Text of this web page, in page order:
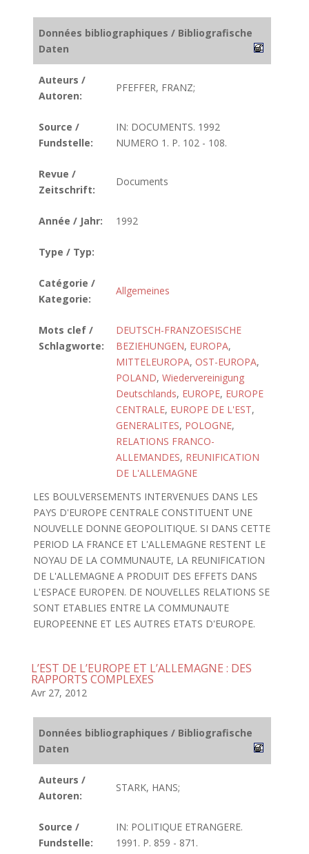
Données bibliographiques / Bibliografische
Daten
Auteurs /
Autoren:
PFEFFER, FRANZ;
Source /
Fundstelle:
IN: DOCUMENTS. 1992
NUMERO 1. P. 102 - 108.
Revue /
Zeitschrift:
Documents
Année / Jahr: 1992
Type / Typ:
Catégorie /
Kategorie:
Allgemeines
Mots clef /
Schlagworte:
DEUTSCH-FRANZOESISCHE
BEZIEHUNGEN, EUROPA,
MITTELEUROPA, OST-EUROPA,
POLAND, Wiedervereinigung
Deutschlands, EUROPE, EUROPE
CENTRALE, EUROPE DE L'EST,
GENERALITES, POLOGNE,
RELATIONS FRANCO-
ALLEMANDES, REUNIFICATION
DE L'ALLEMAGNE
LES BOULVERSEMENTS INTERVENUES DANS LES
PAYS D'EUROPE CENTRALE CONSTITUENT UNE
NOUVELLE DONNE GEOPOLITIQUE. SI DANS CETTE
PERIOD LA FRANCE ET L'ALLEMAGNE RESTENT LE
NOYAU DE LA COMMUNAUTE, LA REUNIFICATION
DE L'ALLEMAGNE A PRODUIT DES EFFETS DANS
L'ESPACE EUROPEN. DE NOUVELLES RELATIONS SE
SONT ETABLIES ENTRE LA COMMUNAUTE
EUROPEENNE ET LES AUTRES ETATS D'EUROPE.
L’EST DE L’EUROPE ET L’ALLEMAGNE : DES
RAPPORTS COMPLEXES
Avr 27, 2012
Données bibliographiques / Bibliografische
Daten
Auteurs /
Autoren:
STARK, HANS;
Source /
Fundstelle:
IN: POLITIQUE ETRANGERE.
1991. P. 859 - 871.